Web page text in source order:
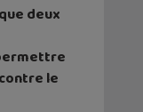
deux
le